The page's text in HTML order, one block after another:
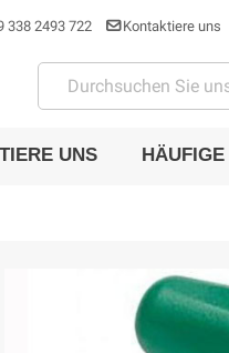
338 2493 722 Kontaktiere uns
UNS